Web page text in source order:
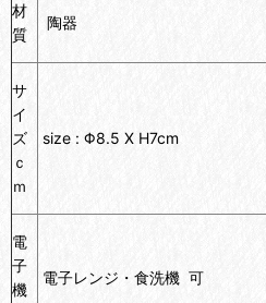
材
質
陶器
サ
イ
ズ
ｃ
ｍ
size : Φ8.5 X H7cm
電
子
機
電子レンジ・食洗機 可